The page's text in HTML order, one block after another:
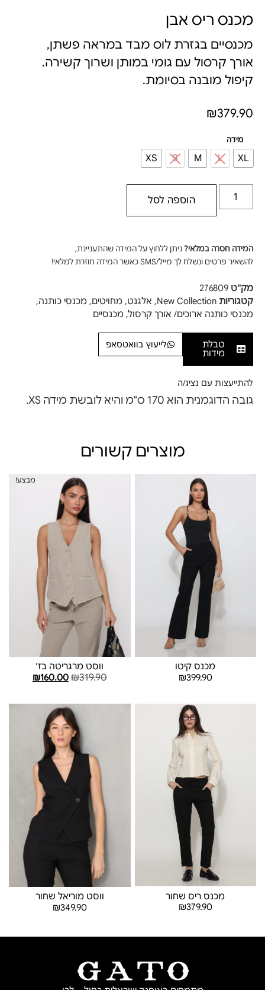
מכנס ריס אבן
מכנסיים בגזרת לוס מבד במראה פשתן,
אורך קרסול עם גומי במותן ושרוך קשירה.
קיפול מובנה בסיומת.
₪379.90
מידה
XL
L
M
S
XS
הוספה לסל
המידה חסרה במלאי?ניתן ללחוץ על המידה שהתעניינת,
להשאיר פרטים ונשלח לך מייל/SMS כאשר המידה חוזרת למלאי!
מק"ט 276809
קטגוריות New Collection
, אלגנט, מחויטים, מכנסי כותנה,
מכנסי כותנה ארוכים/ אורך קרסול, מכנסיים
טבלת
מידות
לייעוץ בוואטסאפ
להתייעצות עם נציג/ה
גובה הדוגמנית הוא 170 ס"מ והיא לובשת מידה XS.
מוצרים קשורים
מכנס קיטו
₪399.90
מבצע!
ווסט מרגריטה בז׳
₪319.90
₪160.00
מכנס ריס שחור
₪379.90
ווסט מוריאל שחור
₪349.90